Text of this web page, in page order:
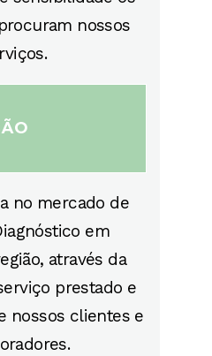
nossos
no mercado de
em
através da
prestado e
nossos clientes e